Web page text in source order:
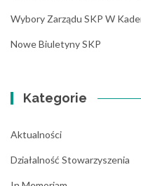
Wybory Zarządu SKP W
Nowe Biuletyny SKP
Kategorie
Aktualności
Działalność Stowarzyszenia